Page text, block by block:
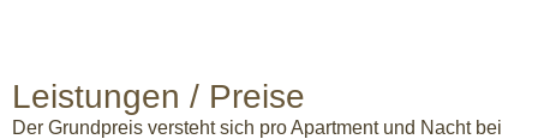
Leistungen / Preise
Der Grundpreis versteht sich pro Apartment und Nacht bei